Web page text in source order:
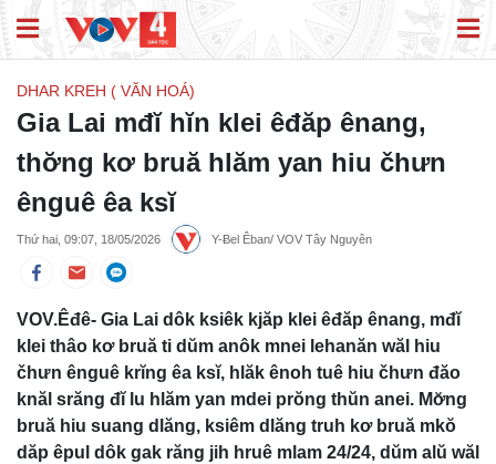
DHAR KREH ( VĂN HOÁ)
Gia Lai mđĭ hĭn klei êđăp ênang,
thơ̆ng kơ bruă hlăm yan hiu čhưn
ênguê êa ksĭ
Thứ hai, 09:07, 18/05/2026 Y-Ƀel Êban/ VOV Tây Nguyên
VOV.Êđê- Gia Lai dôk ksiêk kjăp klei êđăp ênang, mđĭ
klei thâo kơ bruă ti dŭm anôk mnei lehanăn wăl hiu
čhưn ênguê krĭng êa ksĭ, hlăk ênoh tuê hiu čhưn đăo
knăl srăng đĭ lu hlăm yan mdei prŏng thŭn anei. Mơ̆ng
bruă hiu suang dlăng, ksiêm dlăng truh kơ bruă mkŏ
dăp êpul dôk gak răng jih hruê mlam 24/24, dŭm alŭ wăl